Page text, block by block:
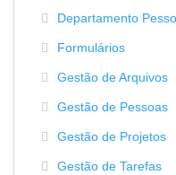
Departamento
Formulários
Gestão de Arquivos
Gestão de Pessoas
Gestão de Projetos
Gestão de Tarefas